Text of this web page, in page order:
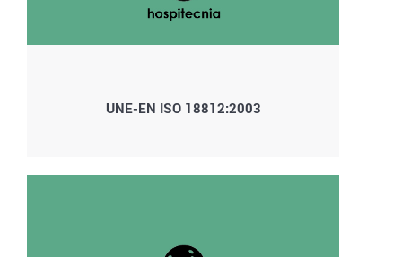
UNE-EN ISO 18812:2003